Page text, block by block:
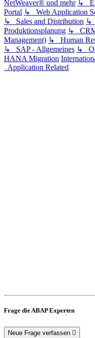
NetWeaver® und mehr ↳
Portal ↳ Web Application
↳ Sales and Distribution ↳
Produktionsplanung ↳ CRM
Management) ↳ Human
↳ SAP - Allgemeines ↳
HANA Migration
Application Related
Frage die ABAP Experten
Neue Frage verfassen